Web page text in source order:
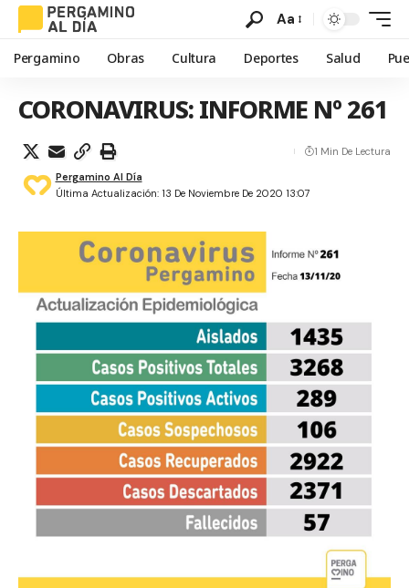
Aa
Pergamino Obras Cultura Deportes Salud
CORONAVIRUS: INFORME Nº 261
Última Actualización: 13 De Noviembre De 2020 13:07
Pergamino Al Día
1 Min De Lectura